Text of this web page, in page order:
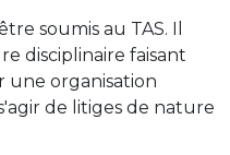
soumis au TAS. Il
disciplinaire faisant
une organisation
de litiges de nature